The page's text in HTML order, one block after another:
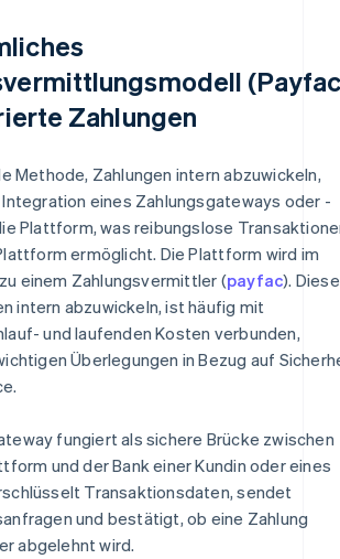
Zahlungen
Methode, Zahlungen intern abzuwickeln,
eines Zahlungsgateways oder -
Plattform, was reibungslose
ermöglicht. Die Plattform wird im
einem Zahlungsvermittler (payfac).
intern abzuwickeln, ist häufig mit
und laufenden Kosten verbunden,
Überlegungen in Bezug auf
fungiert als sichere Brücke zwischen
und der Bank einer Kundin oder eines
Transaktionsdaten, sendet
und bestätigt, ob eine Zahlung
abgelehnt wird.